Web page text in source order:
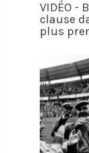
VIDÉO -
clause
plus